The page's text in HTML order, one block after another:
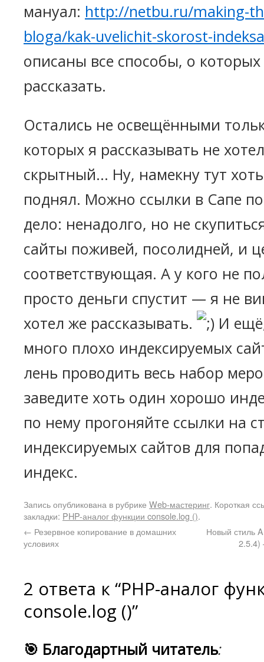
мануал: http://netbu.ru/making-
bloga/kak-uvelichit-skorost-
описаны все способы, о которых
рассказать.
Остались не освещёнными
которых я рассказывать не
скрытный... Ну, намекну тут
поднял. Можно ссылки в Сапе
дело: ненадолго, но не
сайты поживей, посолидней, и
соответствующая. А у кого не
просто деньги спустит — я не
хотел же рассказывать.
И
много плохо индексируемых
лень проводить весь набор
заведите хоть один хорошо
по нему прогоняйте ссылки на
индексируемых сайтов для
индекс.
Запись опубликована в рубрике Web-мастеринг. Короткая
закладки: PHP-аналог функции console.log ().
← Резервное копирование в домашних
условиях
Новый стиль
2.5.4)
2 ответа к “PHP-аналог
console.log ()”
🎯 Благодартный читатель: